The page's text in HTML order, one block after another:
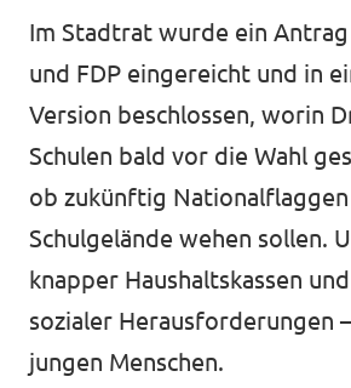
Volt in deinem Bundesland
Volt Deutschland
Neuigkeiten
Unsere Events
Volt im Dresdner Stadtrat
Presse
Volt vor Ort
Im Stadtrat wurde ein Antrag
und FDP eingereicht und in
Version beschlossen, worin
Schulen bald vor die Wahl
ob zukünftig
Schulgelände wehen sollen.
knapper Haushaltskassen
sozialer Herausforderungen
jungen Menschen.